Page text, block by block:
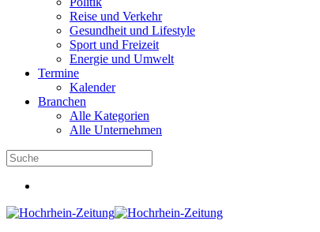
Reise und Verkehr
Gesundheit und Lifestyle
Sport und Freizeit
Energie und Umwelt
Termine
Kalender
Branchen
Alle Kategorien
Alle Unternehmen